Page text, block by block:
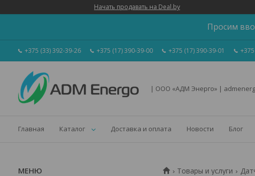
Начать продавать на Deal.by
Просим
+375 (33) 392-39-26 +375 (17) 390-39-00 +375 (17) 390-39-01
| ООО «АДМ Энерго» |
Главная Каталог Доставка и оплата Новости Блог
Товары и услуги